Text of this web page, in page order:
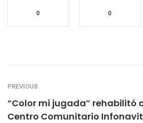
0 0
PREVIOUS
“Color mi jugada” rehabilitó
Centro Comunitario